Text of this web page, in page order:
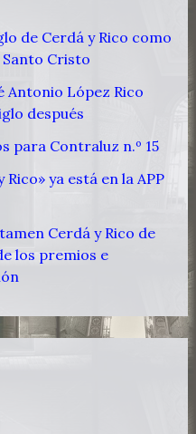
de Cerdá y Rico como
Cristo
Antonio López Rico
después
para Contraluz n.º 15
ya está en la APP
Cerdá y Rico de
los premios e